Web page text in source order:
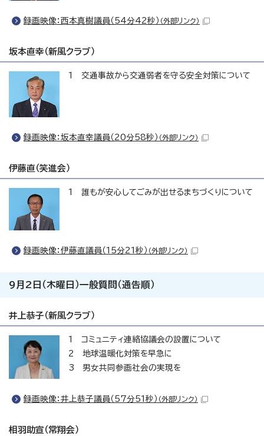
録画映像：西本真樹議員（54分42秒） （外部リンク）
坂本直幸（新風クラブ）
1 交通事故から交通弱者を守る安全対策について
録画映像：坂本直幸議員（20分58秒） （外部リンク）
伊藤直（笑進会）
1 誰もが安心してごみが出せるまちづくりについて
録画映像：伊藤直議員（15分21秒） （外部リンク）
9月2日（木曜日）一般質問（通告順）
井上恭子（新風クラブ）
1 コミュニティ連絡協議会の設置について
2 地球温暖化対策を早急に
3 男女共同参画社会の実現を
録画映像：井上恭子議員（57分51秒） （外部リンク）
相羽助宣（常翔会）